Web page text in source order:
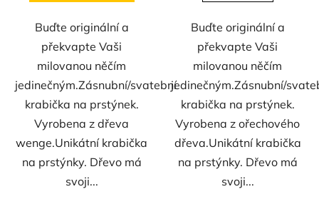
Buďte originální a
překvapte Vaši
milovanou něčím
jedinečným.Zásnubní/svatební
krabička na prstýnek.
Vyrobena z dřeva
wenge.Unikátní krabička
na prstýnky. Dřevo má
svoji...
Buďte originální a
překvapte Vaši
milovanou něčím
jedinečným.Zásnubní/
krabička na prstýnek.
Vyrobena z ořechového
dřeva.Unikátní krabička
na prstýnky. Dřevo má
svoji...